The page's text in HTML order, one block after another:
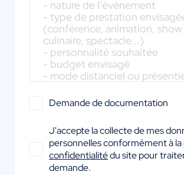
Demande de documentation
J'accepte la collecte de mes
personnelles conformément à la
confidentialitédu site pour
demande.